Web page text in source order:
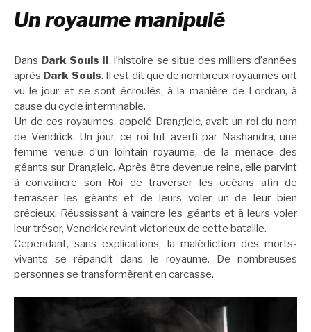
Un royaume manipulé
Dans Dark Souls II, l’histoire se situe des milliers d’années
après Dark Souls. Il est dit que de nombreux royaumes ont
vu le jour et se sont écroulés, à la manière de Lordran, à
cause du cycle interminable.
Un de ces royaumes, appelé Drangleic, avait un roi du nom
de Vendrick. Un jour, ce roi fut averti par Nashandra, une
femme venue d’un lointain royaume, de la menace des
géants sur Drangleic. Après être devenue reine, elle parvint
à convaincre son Roi de traverser les océans afin de
terrasser les géants et de leurs voler un de leur bien
précieux. Réussissant à vaincre les géants et à leurs voler
leur trésor, Vendrick revint victorieux de cette bataille.
Cependant, sans explications, la malédiction des morts-
vivants se répandit dans le royaume. De nombreuses
personnes se transformèrent en carcasse.